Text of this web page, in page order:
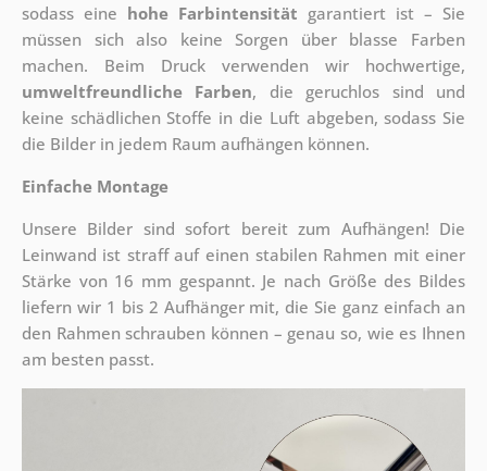
sodass eine hohe Farbintensität garantiert ist – Sie
müssen sich also keine Sorgen über blasse Farben
machen. Beim Druck verwenden wir hochwertige,
umweltfreundliche Farben, die geruchlos sind und
keine schädlichen Stoffe in die Luft abgeben, sodass Sie
die Bilder in jedem Raum aufhängen können.
Einfache Montage
Unsere Bilder sind sofort bereit zum Aufhängen! Die
Leinwand ist straff auf einen stabilen Rahmen mit einer
Stärke von 16 mm gespannt. Je nach Größe des Bildes
liefern wir 1 bis 2 Aufhänger mit, die Sie ganz einfach an
den Rahmen schrauben können – genau so, wie es Ihnen
am besten passt.